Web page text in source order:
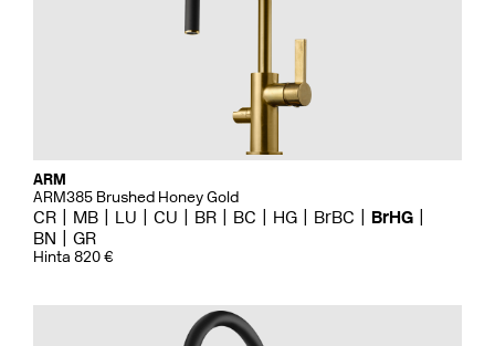
ARM
ARM385 Brushed Honey Gold
CR MB LU CU BR BC HG BrBC
BrHG
BN
GR
Hinta 820 €